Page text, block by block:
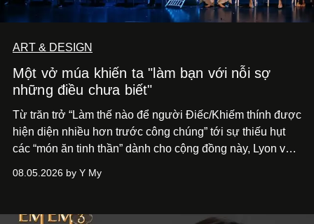
ART & DESIGN
Một vở múa khiến ta "làm bạn với nỗi sợ
những điều chưa biết"
Từ trăn trở “Làm thế nào để người Điếc/Khiếm thính được
hiện diện nhiều hơn trước công chúng” tới sự thiếu hụt
các “món ăn tinh thần” dành cho cộng đồng này, Lyon và
phẩm múa đương đại thành hiện thực, mang tên Lắng
08.05.2026 by Y My